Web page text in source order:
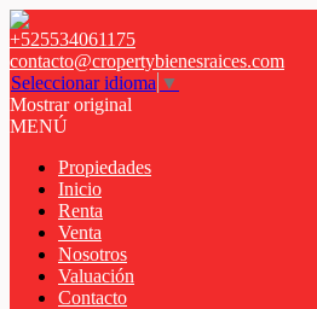
+525534061175
contacto@cropertybienesraices.com
Seleccionar idioma ▼
Mostrar original
MENÚ
Propiedades
Inicio
Renta
Venta
Nosotros
Valuación
Contacto